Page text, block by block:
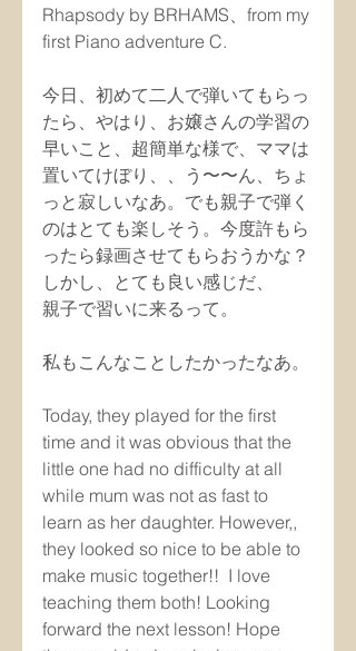
Rhapsody by BRHAMS、from my
first Piano adventure C.
今日、初めて二人で弾いてもらっ
たら、やはり、お嬢さんの学習の
早いこと、超簡単な様で、ママは
置いてけぼり、、う〜〜ん、ちょ
っと寂しいなあ。でも親子で弾く
のはとても楽しそう。今度許もら
ったら録画させてもらおうかな？
しかし、とても良い感じだ、
親子で習いに来るって。
私もこんなことしたかったなあ。
Today, they played for the first
time and it was obvious that the
little one had no difficulty at all
while mum was not as fast to
learn as her daughter. However,,
they looked so nice to be able to
make music together!!  I love
teaching them both! Looking
forward the next lesson! Hope